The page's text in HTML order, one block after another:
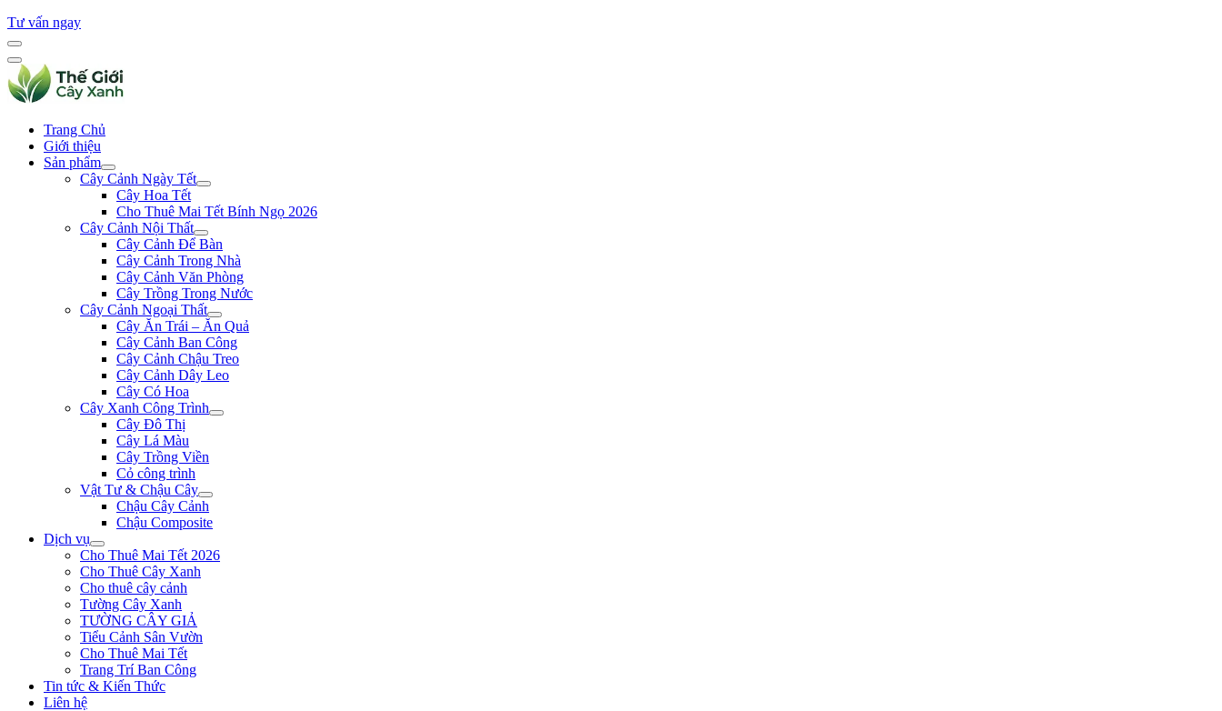
Tư vấn ngay
Trang Chủ
Giới thiệu
Sản phẩm
Cây Cảnh Ngày Tết
Cây Hoa Tết
Cho Thuê Mai Tết Bính Ngọ 2026
Cây Cảnh Nội Thất
Cây Cảnh Để Bàn
Cây Cảnh Trong Nhà
Cây Cảnh Văn Phòng
Cây Trồng Trong Nước
Cây Cảnh Ngoại Thất
Cây Ăn Trái – Ăn Quả
Cây Cảnh Ban Công
Cây Cảnh Chậu Treo
Cây Cảnh Dây Leo
Cây Có Hoa
Cây Xanh Công Trình
Cây Đô Thị
Cây Lá Màu
Cây Trồng Viền
Cỏ công trình
Vật Tư & Chậu Cây
Chậu Cây Cảnh
Chậu Composite
Dịch vụ
Cho Thuê Mai Tết 2026
Cho Thuê Cây Xanh
Cho thuê cây cảnh
Tường Cây Xanh
TƯỜNG CÂY GIẢ
Tiểu Cảnh Sân Vườn
Cho Thuê Mai Tết
Trang Trí Ban Công
Tin tức & Kiến Thức
Liên hệ